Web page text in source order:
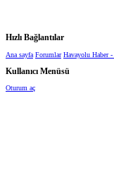
Hızlı Bağlantılar
Ana sayfa Forumlar Havayolu Haber
Kullanıcı Menüsü
Oturum aç